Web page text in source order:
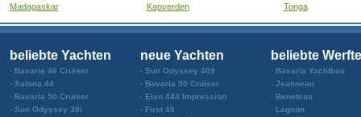
Madagaskar Kapverden Tonga
beliebte Yachten
Bavaria 46 Cruiser
Salona 44
Bavaria 50 Cruiser
Sun Odyssey 39i
neue Yachten
Sun Odyssey 409
Bavaria 50 Cruiser
Elan 444 Impression
First 45
beliebte
Bavaria Yachtbau
Jeanneau
Beneteau
Lagoon